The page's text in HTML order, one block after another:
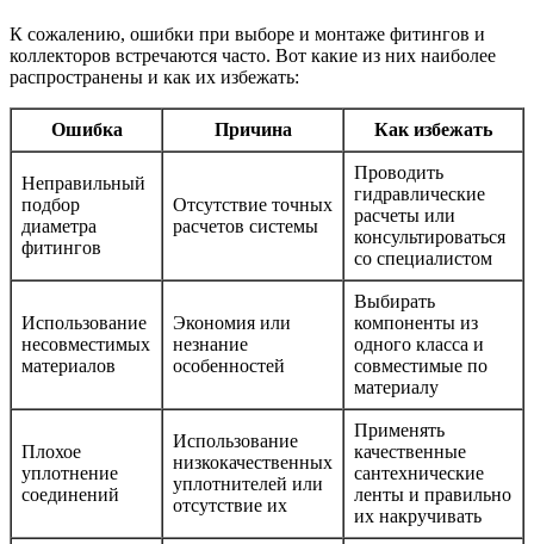
К сожалению, ошибки при выборе и монтаже фитингов и
коллекторов встречаются часто. Вот какие из них наиболее
распространены и как их избежать:
Ошибка Причина Как избежать
Неправильный
подбор
диаметра
фитингов
Отсутствие точных
расчетов системы
Проводить
гидравлические
расчеты или
консультироваться
со специалистом
Использование
несовместимых
материалов
Экономия или
незнание
особенностей
Выбирать
компоненты из
одного класса и
совместимые по
материалу
Плохое
уплотнение
соединений
Использование
низкокачественных
уплотнителей или
отсутствие их
Применять
качественные
сантехнические
ленты и правильно
их накручивать